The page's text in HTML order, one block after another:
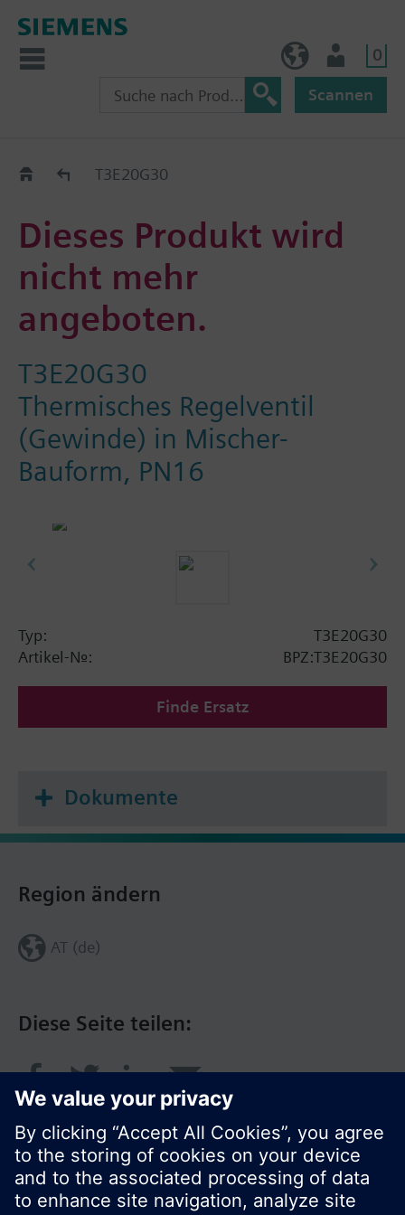
0
Scannen
Old2NewT3E20G30
Dieses Produkt wird
nicht mehr
angeboten.
T3E20G30
Thermisches Regelventil
(Gewinde) in Mischer-
Bauform, PN16
Typ:
T3E20G30
Artikel-Nr.:
BPZ:T3E20G30
Finde Ersatz
Dokumente
Diese Seite teilen:
Region ändern
AT (de)